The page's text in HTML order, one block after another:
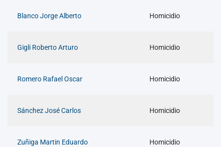
Blanco Jorge Alberto Homicidio
Gigli Roberto Arturo Homicidio
Romero Rafael Oscar Homicidio
Sánchez José Carlos Homicidio
Zuñiga Martin Eduardo Homicidio